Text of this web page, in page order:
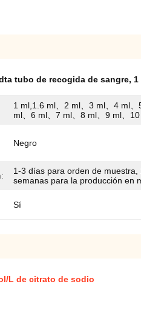
tubo de recogida de sangre, 1
1 ml,1.6 ml、2 ml、3 ml、4 ml、
ml、6 ml、7 ml、8 ml、9 ml、
Negro
1-3 días para orden de muestra,
semanas para la producción en
Sí
L de citrato de sodio